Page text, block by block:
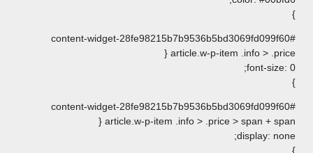
#content-widget-
article.w-p-
#content-widget-
article.w-p-item .info >